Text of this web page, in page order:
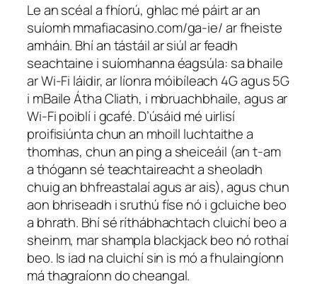
Le an scéal a fhíorú, ghlac mé páirt ar an
suíomh mmafiacasino.com/ga-ie/ ar fheiste
amháin. Bhí an tástáil ar siúl ar feadh
seachtaine i suíomhanna éagsúla: sa bhaile
ar Wi-Fi láidir, ar líonra móibíleach 4G agus 5G
i mBaile Átha Cliath, i mbruachbhaile, agus ar
Wi-Fi poiblí i gcafé. D’úsáid mé uirlisí
proifisiúnta chun an mhoill luchtaithe a
thomhas, chun an ping a sheiceáil (an t-am
a thógann sé teachtaireacht a sheoladh
chuig an bhfreastalaí agus ar ais), agus chun
aon bhriseadh i sruthú físe nó i gcluiche beo
a bhrath. Bhí sé ríthábhachtach cluichí beo a
sheinm, mar shampla blackjack beo nó rothaí
beo. Is iad na cluichí sin is mó a fhulaingíonn
má thagraíonn do cheangal.